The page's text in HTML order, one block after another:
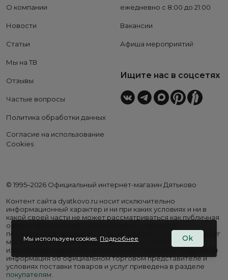
О компании
Новости
Статьи
Мы на ТВ
Отзывы
Частые вопросы
Политика обработки данных
Согласие на использование
Cookies
ежедневно с 8:00 до 21:00
Вакансии
Афиша мероприятий
Ищите нас в соцсетях
© 1995–2026 Официальный интернет-магазин Дятьково
Контент сайта dyatkovo.ru носит исключительно
информационный характер и ни при каких условиях и ни в
какой своей части не может рассматриваться как публичная
оферта. Внешний вид, комплектация и стоимость
поставляемой продукции, а также перечень сервисных услуг
могут отличаться от представленных на сайте. Цены на
изделия варьируются в зависимости от региона. Подробная
информация об официальном торговом представителе и
условиях поставки товаров и услуг приведена в разделе
покупателям.
Мы используем cookies. Подробнее Ok